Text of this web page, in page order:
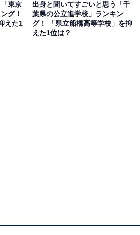
男性／神奈川県)、「難関大学へ
」(50代男性／神奈川県)といった
います。
東京
グ！
えた1
出身と聞いてすごいと思う「千
葉県の公立進学校」ランキン
グ！ 「県立船橋高等学校」を抑
えた1位は？